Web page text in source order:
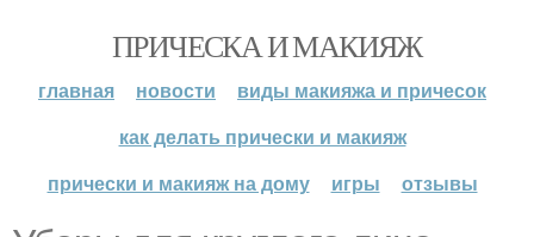
ПРИЧЕСКА И МАКИЯЖ
главная новости
виды макияжа и причесок
как делать прически и макияж
прически и макияж на дому
игры отзывы